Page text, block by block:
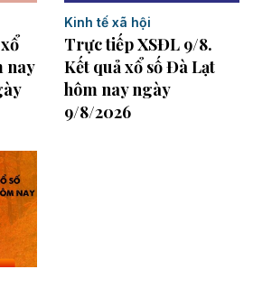
nay
Kinh tế xã hội
Trực tiếp XSĐL 9/8.
Kết quả xổ số Đà Lạt
hôm nay ngày
9/8/2026